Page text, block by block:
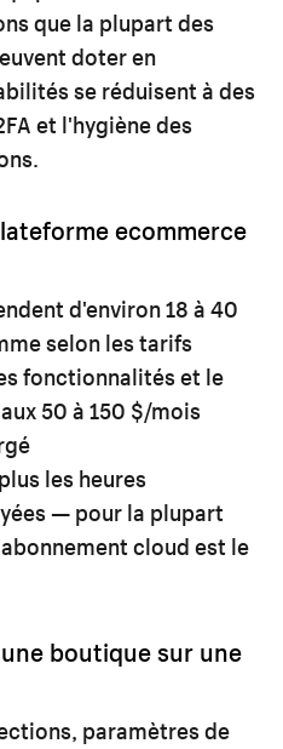
que la plupart des
doter en
se réduisent à des
et l'hygiène des
ecommerce
d'environ 18 à 40
selon les tarifs
fonctionnalités et le
50 à 150 $/mois
les heures
— pour la plupart
cloud est le
boutique sur une
paramètres de